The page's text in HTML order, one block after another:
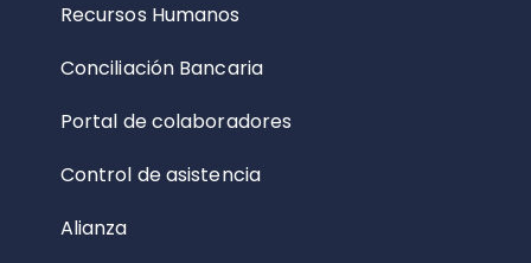
Recursos Humanos
Conciliación Bancaria
Portal de colaboradores
Control de asistencia
Alianza